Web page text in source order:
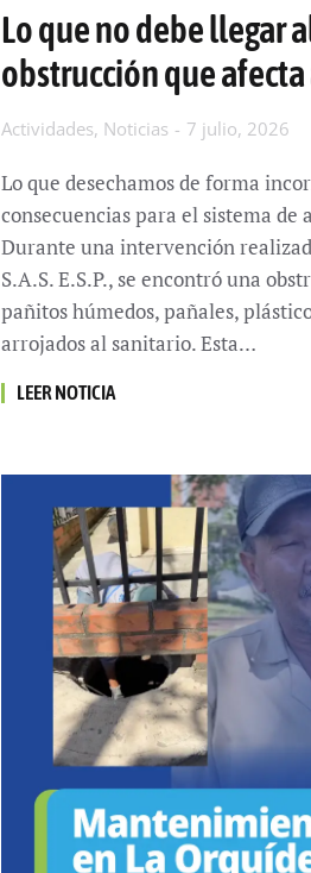
Lo que no debe llegar
obstrucción que
Actividades, Noticias 7 julio, 2026
Lo que desechamos de forma
consecuencias para el sistema
Durante una intervención
S.A.S. E.S.P., se encontró una
pañitos húmedos, pañales,
arrojados al sanitario. Esta…
LEER NOTICIA